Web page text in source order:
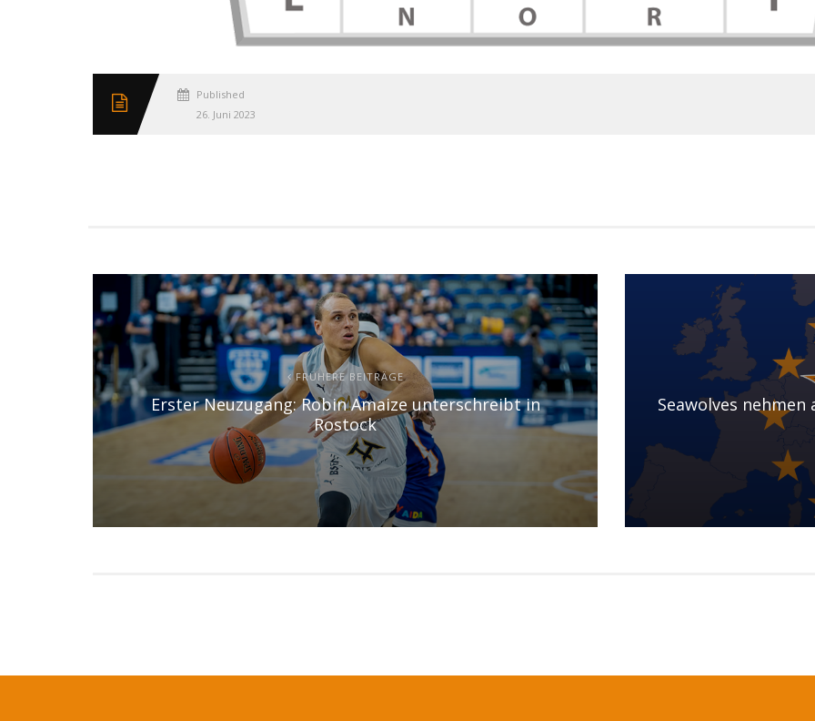
Published
26. Juni 2023
FRÜHERE BEITRÄGE
Erster Neuzugang: Robin Amaize unterschreibt in
Rostock
Seawolves